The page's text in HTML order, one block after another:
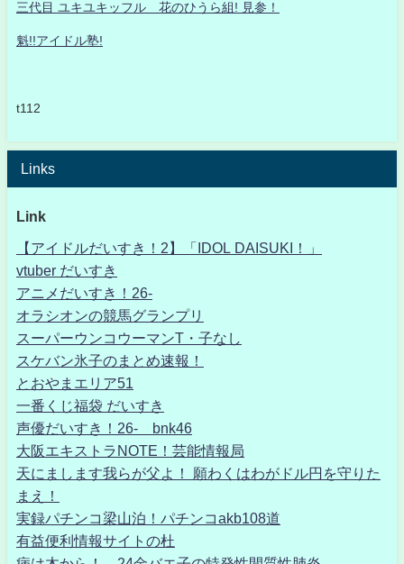
三代目 ユキユキッフル 花のひうら組! 見参！
魁!!アイドル塾!
t112
Links
Link
【アイドルだいすき！2】「IDOL DAISUKI！」
vtuber だいすき
アニメだいすき！26-
オラシオンの競馬グランプリ
スーパーウンコウーマンT・子なし
スケバン氷子のまとめ速報！
とおやまエリア51
一番くじ福袋 だいすき
声優だいすき！26- bnk46
大阪エキストラNOTE！芸能情報局
天にまします我らが父よ！ 願わくはわがドル円を守りた
まえ！
実録パチンコ梁山泊！パチンコakb108道
有益便利情報サイトの杜